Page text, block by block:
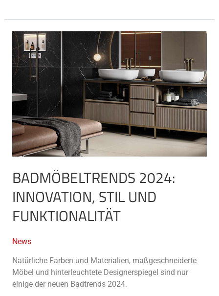
BADMÖBELTRENDS 2024:
INNOVATION, STIL UND
FUNKTIONALITÄT
News
Natürliche Farben und Materialien, maßgeschneiderte
Möbel und hinterleuchtete Designerspiegel sind nur
einige der neuen Badtrends 2024.
Badmöbeltrends
2024:
Innovation,
Stil
und
Funktionalität